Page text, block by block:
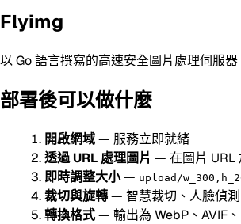
Flyimg
以 Go 語言撰寫的高速安全圖片處理伺服
部署後可以做什麼
開啟網域— 服務立即就緒
透過 URL 處理圖片 — 在圖片 URL
即時調整大小— upload/
裁切與旋轉— 智慧裁切、人臉偵
轉換格式— 輸出為 WebP、AVIF